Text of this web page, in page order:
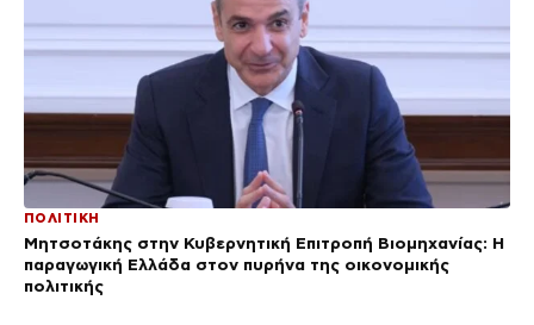
ΠΟΛΙΤΙΚΗ
Μητσοτάκης στην Κυβερνητική Επιτροπή Βιομηχανίας: Η
παραγωγική Ελλάδα στον πυρήνα της οικονομικής
πολιτικής